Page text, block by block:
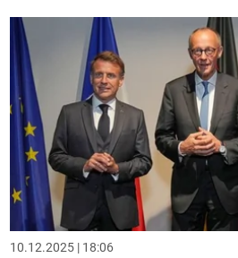
10.12.2025 | 18:06